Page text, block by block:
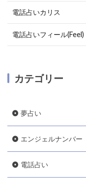
電話占いカリス
電話占いフィール(Feel)
カテゴリー
夢占い
エンジェルナンバー
電話占い